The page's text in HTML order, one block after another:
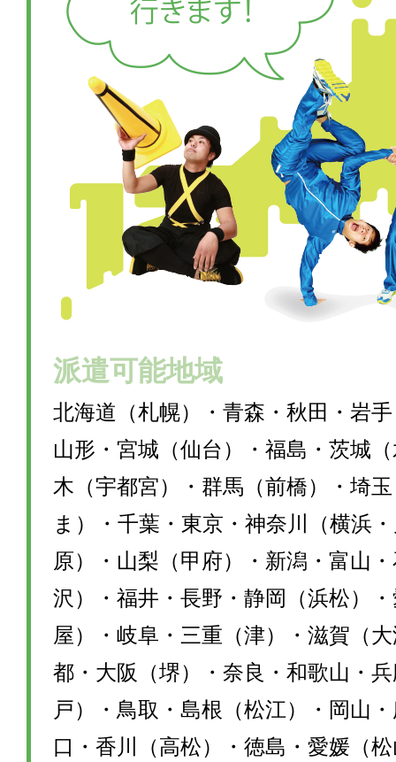
派遣可能地域
北海道（札幌）・青森・秋田・岩
山形・宮城（仙台）・福島・茨城
木（宇都宮）・群馬（前橋）・埼
ま）・千葉・東京・神奈川（横浜
原）・山梨（甲府）・新潟・富山
沢）・福井・長野・静岡（浜松）
屋）・岐阜・三重（津）・滋賀（
都・大阪（堺）・奈良・和歌山・
戸）・鳥取・島根（松江）・岡山
口・香川（高松）・徳島・愛媛（